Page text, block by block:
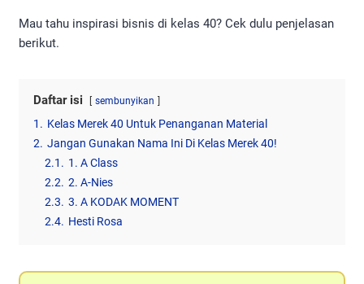
Mau tahu inspirasi bisnis di kelas 40? Cek dulu penjelasan
berikut.
Daftar isi sembunyikan
1. Kelas Merek 40 Untuk Penanganan Material
2. Jangan Gunakan Nama Ini Di Kelas Merek 40!
2.1. 1. A Class
2.2. 2. A-Nies
2.3. 3. A KODAK MOMENT
2.4. Hesti Rosa